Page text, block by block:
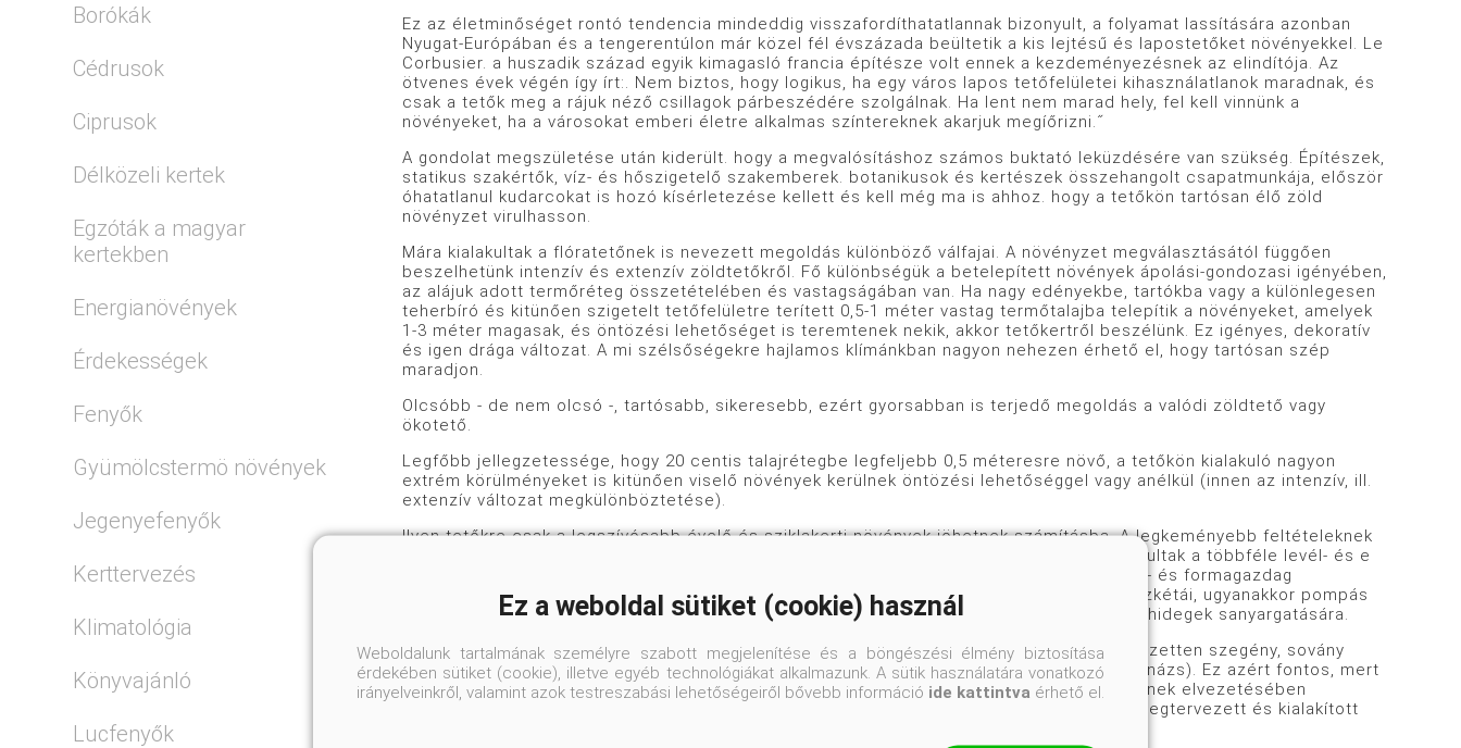
Borókák
Cédrusok
Ciprusok
Délközeli kertek
Egzóták a magyar
kertekben
Energianövények
Érdekességek
Fenyők
Gyümölcstermö növények
Jegenyefenyők
Kerttervezés
Klimatológia
Könyvajánló
Lucfenyők
Ez az életminőséget rontó tendencia mindeddig visszafordíthatatlannak bizonyult, a folyamat lassítására azonban
Nyugat-Európában és a tengerentúlon már közel fél évszázada beültetik a kis lejtésű és lapostetőket növényekkel. Le
Corbusier. a huszadik század egyik kimagasló francia építésze volt ennek a kezdeményezésnek az elindítója. Az
ötvenes évek végén így írt:. Nem biztos, hogy logikus, ha egy város lapos tetőfelületei kihasználatlanok maradnak, és
csak a tetők meg a rájuk néző csillagok párbeszédére szolgálnak. Ha lent nem marad hely, fel kell vinnünk a
növényeket, ha a városokat emberi életre alkalmas színtereknek akarjuk megíőrizni.˝
A gondolat megszületése után kiderült. hogy a megvalósításhoz számos buktató leküzdésére van szükség. Építészek,
statikus szakértők, víz- és hőszigetelő szakemberek. botanikusok és kertészek összehangolt csapatmunkája, először
óhatatlanul kudarcokat is hozó kísérletezése kellett és kell még ma is ahhoz. hogy a tetőkön tartósan élő zöld
növényzet virulhasson.
Mára kialakultak a flóratetőnek is nevezett megoldás különböző válfajai. A növényzet megválasztásától függően
beszelhetünk intenzív és extenzív zöldtetőkről. Fő különbségük a betelepített növények ápolási-gondozasi igényében,
az alájuk adott termőréteg összetételében és vastagságában van. Ha nagy edényekbe, tartókba vagy a különlegesen
teherbíró és kitünően szigetelt tetőfelületre terített 0,5-1 méter vastag termőtalajba telepítik a növényeket, amelyek
1-3 méter magasak, és öntözési lehetőséget is teremtenek nekik, akkor tetőkertről beszélünk. Ez igényes, dekoratív
és igen drága változat. A mi szélsőségekre hajlamos klímánkban nagyon nehezen érhető el, hogy tartósan szép
maradjon.
Olcsóbb - de nem olcsó -, tartósabb, sikeresebb, ezért gyorsabban is terjedő megoldás a valódi zöldtető vagy
ökotető.
Legfőbb jellegzetessége, hogy 20 centis talajrétegbe legfeljebb 0,5 méteresre növő, a tetőkön kialakuló nagyon
extrém körülményeket is kitünően viselő növények kerülnek öntözési lehetőséggel vagy anélkül (innen az intenzív, ill.
extenzív változat megkülönböztetése).
Ilyen tetőkre csak a legszívósabb évelő és sziklakerti növények jöhetnek számításba. A legkeményebb feltételeknek
az extenzív tetők növényzetének kell megfelelni. Erre a célra kiválóan alkalmasnak bizonyultak a többféle levél- és e
virágszínben pompázó, rendkívül változatos varjúhákak és az ugyancsak fantasztikus szín- és formagazdag
kövirózsák, a sivatagi jukkák és a télálló kaktuszok. Az utóbbiak szomjazás világbajnok aszkétái, ugyanakkor pompás
virágokkal válaszolnak a tűző nap, a szárazság, a magasban különösen erős szelek, a téli hidegek sanyargatására.
Az említett növények további nagy előnye, hogy megelégednek nem csak kevés, de kifejezetten szegény, sovány
homoktalajjal is, mondhatni kifejezetten ragaszkodnak a laza, vízáteresztő közeghez (drenázs). Ez azért fontos, mert
a tetőkön olykor (komoly eső, hó, felhőszakadás) nagy mennyiségű víz jelenik meg. amelynek elvezetésében
elsősorban a talaj játssza a főszerepet. a folytatásban pedig a szakszerűen, gondosan megtervezett és kialakított
Ez a weboldal sütiket (cookie) használ
Weboldalunk tartalmának személyre szabott megjelenítése és a böngészési élmény biztosítása
érdekében sütiket (cookie), illetve egyéb technológiákat alkalmazunk. A sütik használatára vonatkozó
irányelveinkről, valamint azok testreszabási lehetőségeiről bővebb információ ide kattintva érhető el.